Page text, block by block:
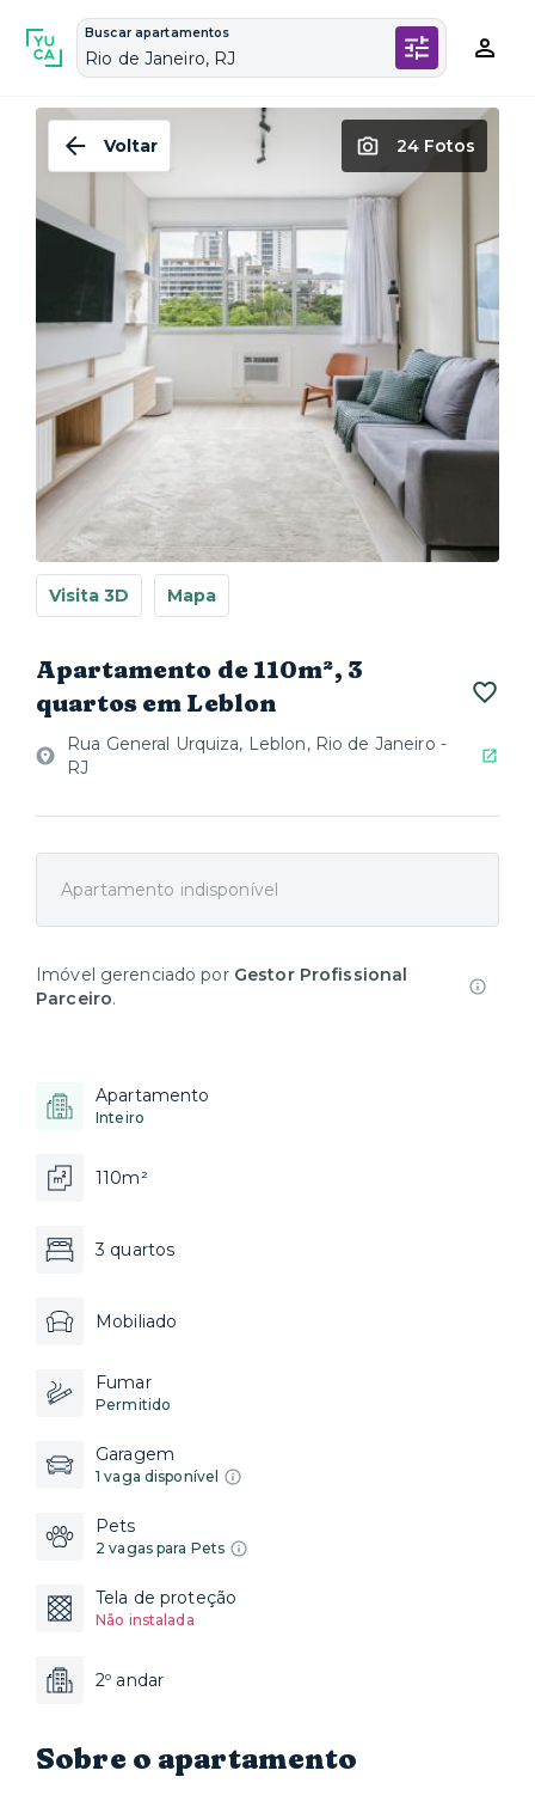
Buscar apartamentos
Rio de Janeiro, RJ
Voltar 24 Fotos
Visita 3D Mapa
Apartamento de 110m², 3
quartos em Leblon
Rua General Urquiza, Leblon, Rio de Janeiro -
RJ
Apartamento indisponível
Imóvel gerenciado por Gestor Profissional
Parceiro.
Apartamento
Inteiro
110m²
3 quartos
Mobiliado
Fumar
Permitido
Garagem
1 vaga disponível
Pets
2 vagas para Pets
Tela de proteção
Não instalada
2º andar
Sobre o apartamento